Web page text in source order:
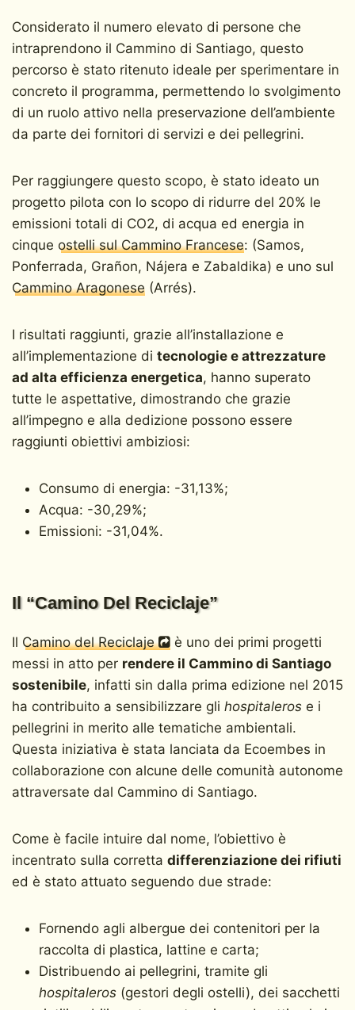
Considerato il numero elevato di persone che
intraprendono il Cammino di Santiago, questo
percorso è stato ritenuto ideale per sperimentare in
concreto il programma, permettendo lo svolgimento
di un ruolo attivo nella preservazione dell’ambiente
da parte dei fornitori di servizi e dei pellegrini.
Per raggiungere questo scopo, è stato ideato un
progetto pilota con lo scopo di ridurre del 20% le
emissioni totali di CO2, di acqua ed energia in
cinque ostelli sul Cammino Francese: (Samos,
Ponferrada, Grañon, Nájera e Zabaldika) e uno sul
Cammino Aragonese(Arrés).
I risultati raggiunti, grazie all’installazione e
all’implementazione di tecnologie e attrezzature
ad alta efficienza energetica, hanno superato
tutte le aspettative, dimostrando che grazie
all’impegno e alla dedizione possono essere
raggiunti obiettivi ambiziosi:
Consumo di energia: -31,13%;
Acqua: -30,29%;
Emissioni: -31,04%.
Il “Camino Del Reciclaje”
Il Camino del Reciclaje
è uno dei primi progetti
messi in atto per rendere il Cammino di Santiago
sostenibile, infatti sin dalla prima edizione nel 2015
ha contribuito a sensibilizzare gli hospitalerose i
pellegrini in merito alle tematiche ambientali.
Questa iniziativa è stata lanciata da Ecoembes in
collaborazione con alcune delle comunità autonome
attraversate dal Cammino di Santiago.
Come è facile intuire dal nome, l’obiettivo è
incentrato sulla corretta differenziazione dei rifiuti
ed è stato attuato seguendo due strade:
Fornendo agli albergue dei contenitori per la
raccolta di plastica, lattine e carta;
Distribuendo ai pellegrini, tramite gli
hospitaleros (gestori degli ostelli), dei sacchetti